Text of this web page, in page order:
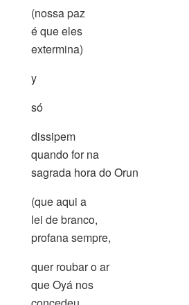
(nossa paz
é que eles
extermina)
y
só
dissipem
quando for na
sagrada hora do Orun
(que aqui a
lei de branco,
profana sempre,
quer roubar o ar
que Oyá nos